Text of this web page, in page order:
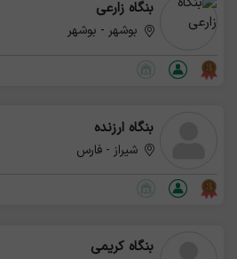
بنگاه زارعی
بوشهر - بوشهر
بنگاه ارزنده
شیراز - فارس
بنگاه کریمی